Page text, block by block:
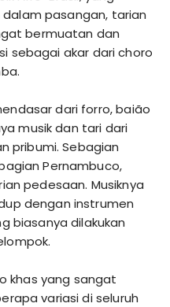
dalam pasangan, tarian
bermuatan dan
sebagai akar dari choro
dari forro, baião
musik dan tari dari
pribumi. Sebagian
Pernambuco,
pedesaan. Musiknya
dengan instrumen
biasanya dilakukan
khas yang sangat
variasi di seluruh